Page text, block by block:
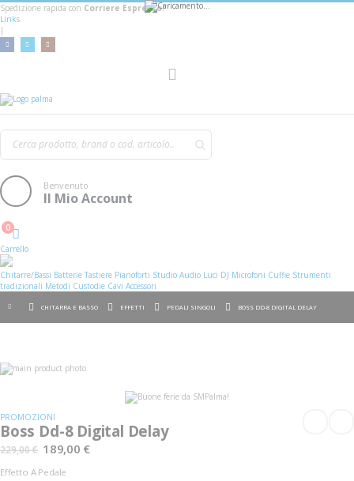
Spedizione rapida con Corriere Espresso!
Links
|
Benvenuto
Il Mio Account
Cart
0
Carrello
Chitarre/Bassi Batterie Tastiere Pianoforti Studio Audio Luci DJ Microfoni Cuffie Strumenti
tradizionali Metodi Custodie Cavi Accessori
CHITARRA E BASSO EFFETTI PEDALI SINGOLI BOSS DD-8 DIGITAL DELAY
Vai
alla
galleria
di
immagini
galleria
di
immagini
PROMOZIONI
Boss Dd-8 Digital Delay
229,00 € 189,00 €
Effetto A Pedale